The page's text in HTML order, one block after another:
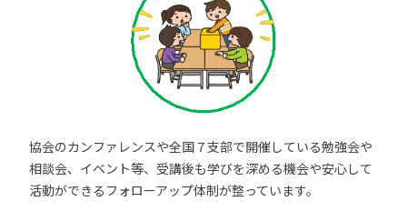
協会のカンファレンスや全国７支部で開催している勉強会や
相談会、イベント等、受講後も学びを深める機会や安心して
活動ができるフォローアップ体制が整っています。